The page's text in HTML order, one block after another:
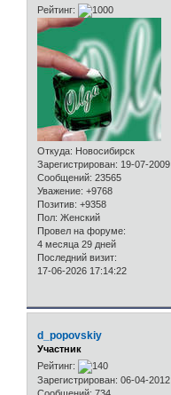
Рейтинг:
Откуда: Новосибирск
Зарегистрирован: 19-07-2009
Сообщений: 23565
Уважение: +9768
Позитив: +9358
Пол: Женский
Провел на форуме:
4 месяца 29 дней
Последний визит:
17-06-2026 17:14:22
d_popovskiy
Участник
Рейтинг:
Зарегистрирован: 06-04-2012